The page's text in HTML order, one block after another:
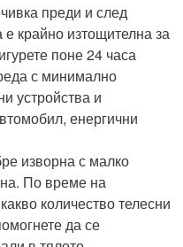
преди и след
крайно изтощителна за
поне 24 часа
с минимално
устройства и
енергични
изворна с малко
По време на
количество телесни
да се